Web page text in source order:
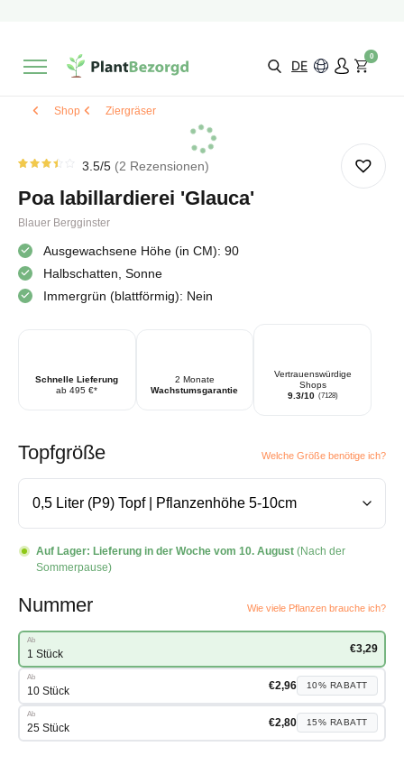
Wähle selbst
DE
0
Shop Ziergräser
von 5
von
aus
3.5/5 2 Rezensionen
Poa labillardierei 'Glauca'
Blauer Bergginster
Ausgewachsene Höhe (in CM): 90
Halbschatten, Sonne
Immergrün (blattförmig): Nein
Schnelle Lieferung
ab 495 €*
2 Monate
Wachstumsgarantie
Vertrauenswürdige
Shops
9.3/10 (7128)
Topfgröße Welche Größe benötige ich?
Auf Lager: Lieferung in der Woche vom 10. August (Nach der
Sommerpause)
Nummer Wie viele Pflanzen brauche ich?
Ab
1 Stück €3,29
Ab
10 Stück €2,96 10% RABATT
Ab
25 Stück €2,80 15% RABATT